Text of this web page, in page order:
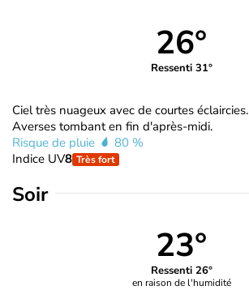
26°
Ressenti 31°
Ciel très nuageux avec de courtes éclaircies.
Averses tombant en fin d'après-midi.
Risque de pluie
80 %
Indice UV8 Très fort
Soir
23°
Ressenti 26°
en raison de l'humidité